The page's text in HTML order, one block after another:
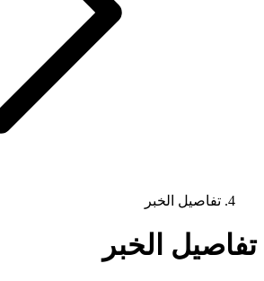
تفاصيل الخبر
تفاصيل الخبر